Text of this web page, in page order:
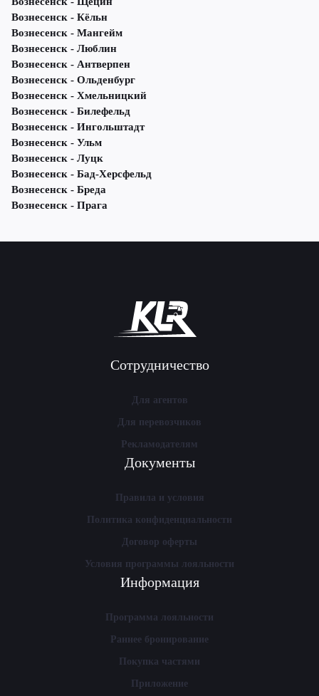
Вознесенск - Кёльн
Вознесенск - Мангейм
Вознесенск - Люблин
Вознесенск - Антверпен
Вознесенск - Ольденбург
Вознесенск - Хмельницкий
Вознесенск - Билефельд
Вознесенск - Ингольштадт
Вознесенск - Ульм
Вознесенск - Луцк
Вознесенск - Бад-Херсфельд
Вознесенск - Бреда
Вознесенск - Прага
Сотрудничество
Для агентов
Для перевозчиков
Рекламодателям
Документы
Правила и условия
Политика конфиденциальности
Договор оферты
Условия программы лояльности
Информация
Программа лояльности
Раннее бронирование
Покупка частями
Приложение